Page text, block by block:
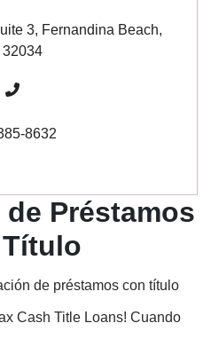
3, Fernandina Beach,
32034
8632
Préstamos
de préstamos con título
Cash Title Loans! Cuando